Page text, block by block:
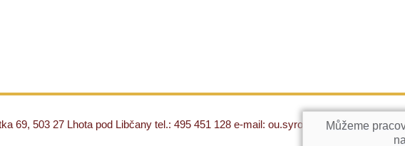
69, 503 27 Lhota pod Libčany tel.: 495 451 128 e-mail: ou.syrovatka@c-box.cz
Můžeme